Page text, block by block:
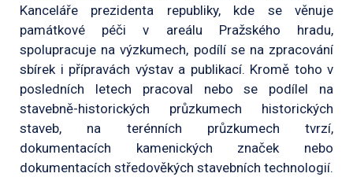
Kanceláře prezidenta republiky, kde se věnuje
památkové péči v areálu Pražského hradu,
spolupracuje na výzkumech, podílí se na zpracování
sbírek i přípravách výstav a publikací. Kromě toho v
posledních letech pracoval nebo se podílel na
stavebně-historických průzkumech historických
staveb, na terénních průzkumech tvrzí,
dokumentacích kamenických značek nebo
dokumentacích středověkých stavebních technologií.